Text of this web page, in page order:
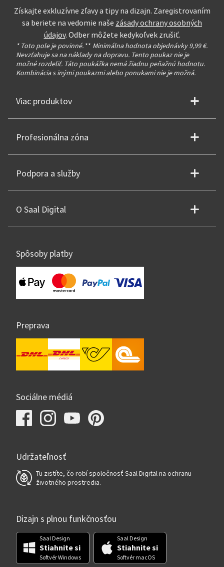
Získajte exkluzívne zľavy a tipy na dizajn. Zaregistrovaním
sa beriete na vedomie naše zásady ochrany osobných
údajov. Odber môžete kedykoľvek zrušiť.
* Toto pole je povinné. ** Minimálna hodnota objednávky 9,99 €.
Nevzťahuje sa na náklady na dopravu. Tento poukaz nie je
možné rozdeliť. Táto poukážka nemá žiadnu peňažnú hodnotu.
Kombinácia s inými poukazmi alebo ponukami nie je možná.
Viac produktov
Profesionálna zóna
Podpora a služby
O Saal Digital
Spôsoby platby
Preprava
Sociálne médiá
Udržateľnosť
Tu zistíte, čo robí spoločnosť Saal Digital na ochranu
životného prostredia.
Dizajn s plnou funkčnosťou
Saal Design
Stiahnite si
Softvér Windows
Saal Design
Stiahnite si
Softvér macOS